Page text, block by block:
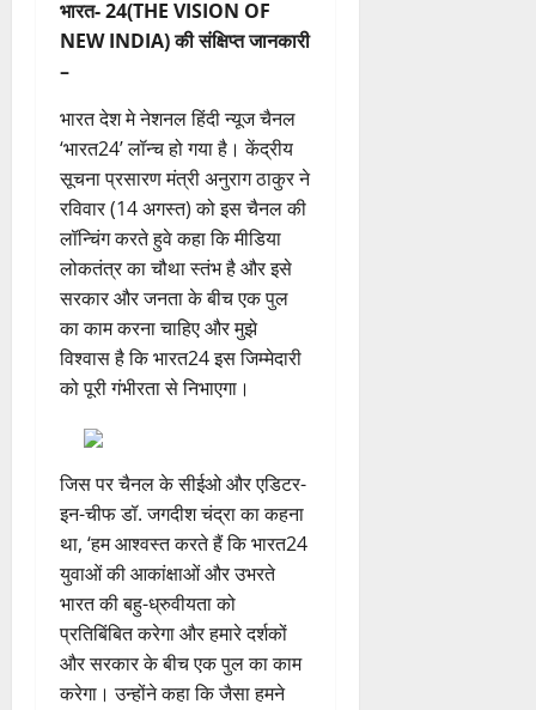
NEW INDIA) की संक्षिप्त जानकारी
–
‘भारत24’ लॉन्च हो गया है। केंद्रीय
सूचना प्रसारण मंत्री अनुराग ठाकुर ने
रविवार (14 अगस्त) को इस चैनल की
लॉन्चिंग करते हुवे कहा कि मीडिया
लोकतंत्र का चौथा स्तंभ है और इसे
सरकार और जनता के बीच एक पुल
का काम करना चाहिए और मुझे
विश्वास है कि भारत24 इस जिम्मेदारी
को पूरी गंभीरता से निभाएगा।
इन-चीफ डॉ. जगदीश चंद्रा का कहना
था, ‘हम आश्वस्त करते हैं कि भारत24
युवाओं की आकांक्षाओं और उभरते
भारत की बहु-ध्रुवीयता को
प्रतिबिंबित करेगा और हमारे दर्शकों
और सरकार के बीच एक पुल का काम
करेगा। उन्होंने कहा कि जैसा हमने
वादा किया है, चैनल अपनी टैगलाइन